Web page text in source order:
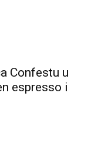
Confestu u
espresso i